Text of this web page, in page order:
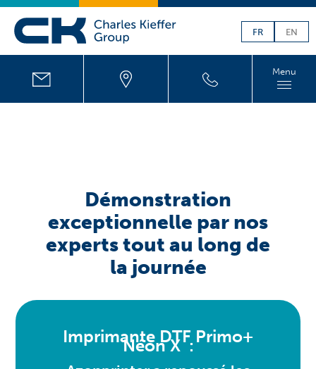
FR EN
Menu
Démonstration
exceptionnelle par nos
experts tout au long de
la journée
Imprimante DTF Primo+
Néon X :